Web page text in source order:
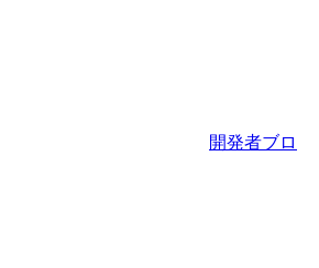
開発者ブロ